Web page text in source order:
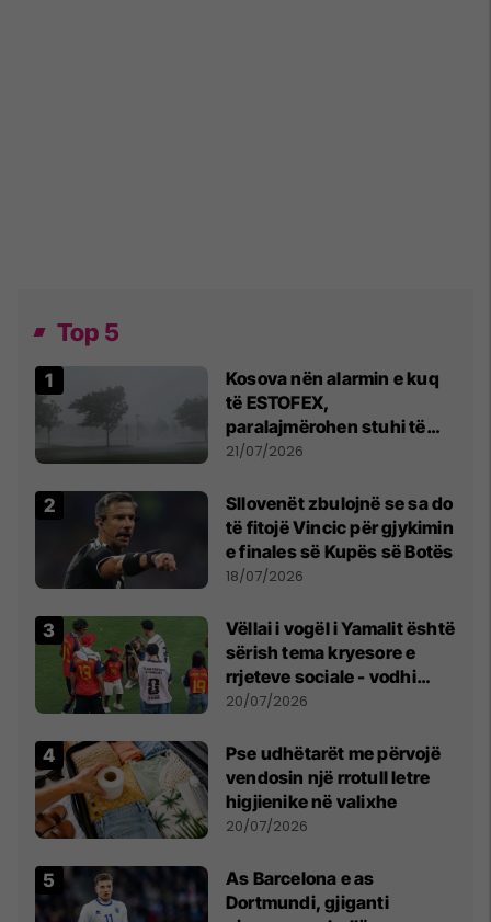
Top 5
Kosova nën alarmin e kuq
të ESTOFEX,
paralajmërohen stuhi të
fuqishme me breshër dhe
21/07/2026
Sllovenët zbulojnë se sa do
të fitojë Vincic për gjykimin
e finales së Kupës së Botës
18/07/2026
Vëllai i vogël i Yamalit është
sërish tema kryesore e
rrjeteve sociale - vodhi
vëmendjen pas finales së
20/07/2026
Pse udhëtarët me përvojë
vendosin një rrotull letre
higjienike në valixhe
20/07/2026
As Barcelona e as
Dortmundi, gjiganti